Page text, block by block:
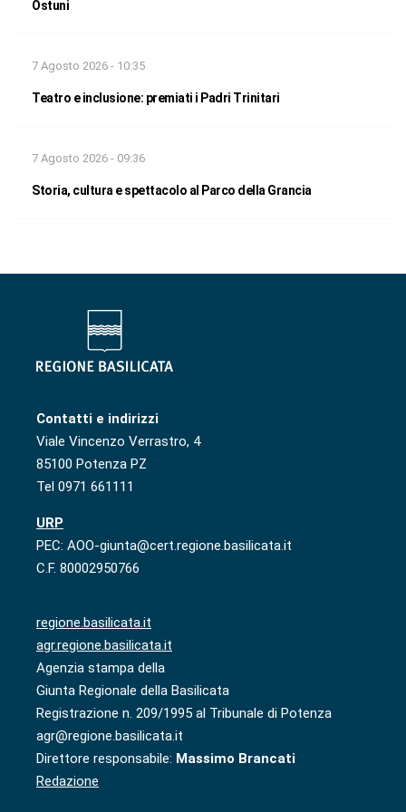
Ostuni
7 Agosto 2026 - 10:35
Teatro e inclusione: premiati i Padri Trinitari
7 Agosto 2026 - 09:36
Storia, cultura e spettacolo al Parco della Grancia
Contatti e indirizzi
Viale Vincenzo Verrastro, 4
85100 Potenza PZ
Tel 0971 661111
URP
PEC: AOO-giunta@cert.regione.basilicata.it
C.F. 80002950766
regione.basilicata.it
agr.regione.basilicata.it
Agenzia stampa della
Giunta Regionale della Basilicata
Registrazione n. 209/1995 al Tribunale di Potenza
agr@regione.basilicata.it
Direttore responsabile: Massimo Brancati
Redazione